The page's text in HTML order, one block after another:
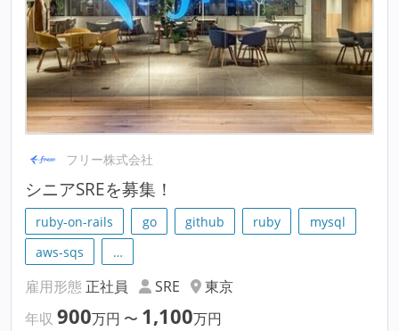
フリー株式会社
シニアSREを募集！
ruby-on-rails go github ruby
mysql
aws-sqs
…
雇用形態 正社員 SRE
東京
年収 900万円 〜 1,100万円